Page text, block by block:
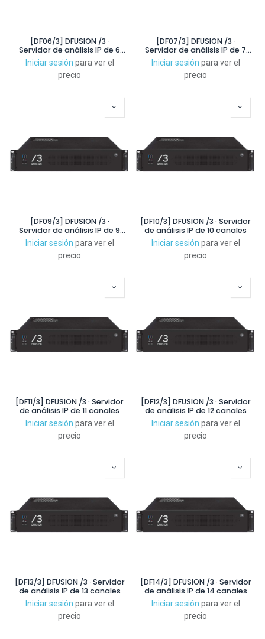
[DF06/3] DFUSION /3 ·
Servidor de análisis IP de 6
canales
Iniciar sesión para ver el
precio
[DF07/3] DFUSION /3 ·
Servidor de análisis IP de 7
canales
Iniciar sesión para ver el
precio
[DF09/3] DFUSION /3 ·
Servidor de análisis IP de 9
canales
Iniciar sesión para ver el
precio
[DF10/3] DFUSION /3 · Servidor
de análisis IP de 10 canales
Iniciar sesión para ver el
precio
[DF11/3] DFUSION /3 · Servidor
de análisis IP de 11 canales
Iniciar sesión para ver el
precio
[DF12/3] DFUSION /3 · Servidor
de análisis IP de 12 canales
Iniciar sesión para ver el
precio
[DF13/3] DFUSION /3 · Servidor
de análisis IP de 13 canales
Iniciar sesión para ver el
precio
[DF14/3] DFUSION /3 · Servidor
de análisis IP de 14 canales
Iniciar sesión para ver el
precio